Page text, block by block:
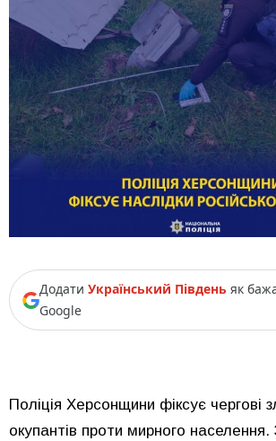
Додати Український Південь як
Google
Поліція Херсонщини фіксує чергові
окупантів проти мирного